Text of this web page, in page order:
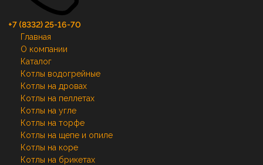
+7 (8332) 25-16-70
Главная
О компании
Каталог
Котлы водогрейные
Котлы на дровах
Котлы на пеллетах
Котлы на угле
Котлы на торфе
Котлы на щепе и опиле
Котлы на коре
Котлы на брикетах